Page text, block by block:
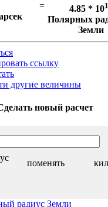
= 4.85 * 10
Полярных
Земли
ссылку
другие величины
новый расчет
поменять
радиус Земли